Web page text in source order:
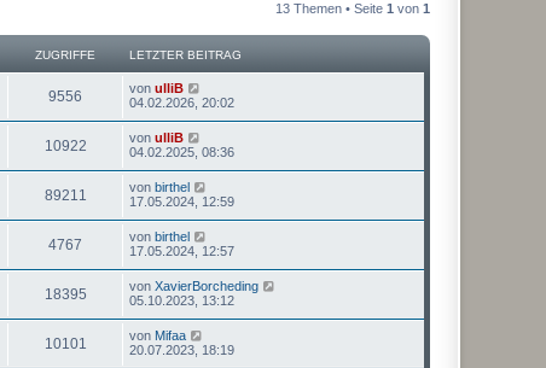
13 Themen • Seite 1 von 1
ZUGRIFFE LETZTER BEITRAG
9556 von ulliB
04.02.2026, 20:02
10922 von ulliB
04.02.2025, 08:36
89211 von birthel
17.05.2024, 12:59
4767 von birthel
17.05.2024, 12:57
18395 von XavierBorcheding
05.10.2023, 13:12
10101 von Mifaa
20.07.2023, 18:19